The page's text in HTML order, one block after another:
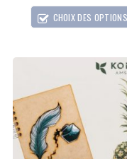
CHOIX DES OPTIONS